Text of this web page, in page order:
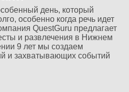
день, который
особенно когда речь идет
QuestGuru предлагает
и развлечения в Нижнем
9 лет мы создаем
и захватывающих событий